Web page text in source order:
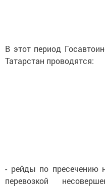
В этот период
Татарстан проводятся:
- рейды по пресечению
перевозкой